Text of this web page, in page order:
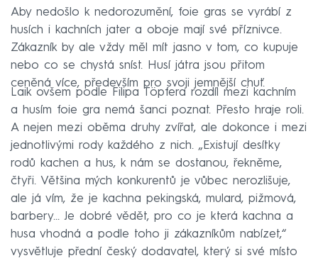
Aby nedošlo k nedorozumění, foie gras se vyrábí z
husích i kachních jater a oboje mají své příznivce.
Zákazník by ale vždy měl mít jasno v tom, co kupuje
nebo co se chystá sníst. Husí játra jsou přitom
ceněná více, především pro svoji jemnější chuť.
Laik ovšem podle Filipa Töpfera rozdíl mezi kachním
a husím foie gra nemá šanci poznat. Přesto hraje roli.
A nejen mezi oběma druhy zvířat, ale dokonce i mezi
jednotlivými rody každého z nich. „Existují desítky
rodů kachen a hus, k nám se dostanou, řekněme,
čtyři. Většina mých konkurentů je vůbec nerozlišuje,
ale já vím, že je kachna pekingská, mulard, pižmová,
barbery… Je dobré vědět, pro co je která kachna a
husa vhodná a podle toho ji zákazníkům nabízet,“
vysvětluje přední český dodavatel, který si své místo